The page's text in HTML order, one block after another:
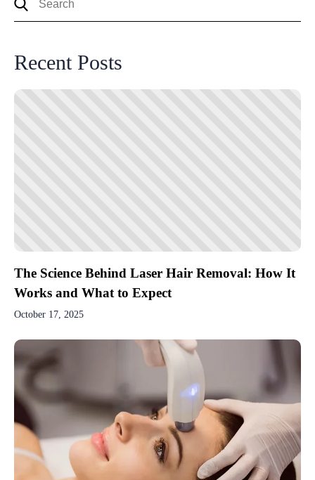
Recent Posts
The Science Behind Laser Hair Removal: How It
Works and What to Expect
October 17, 2025